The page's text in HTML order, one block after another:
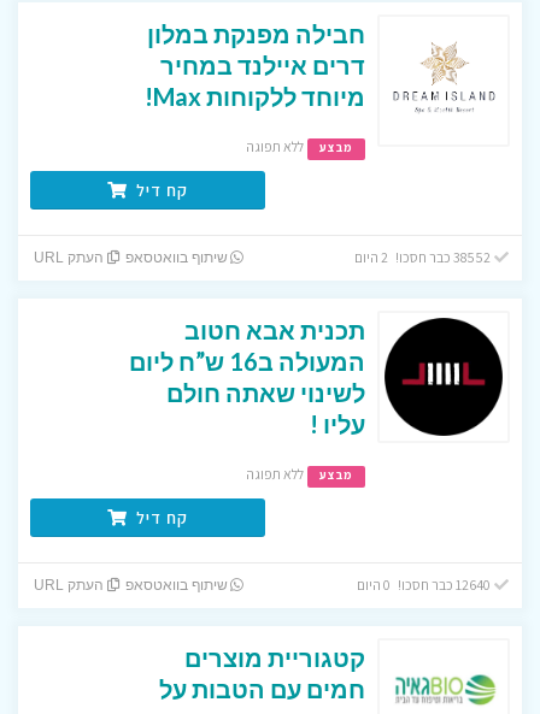
חבילה מפנקת במלון
דרים איילנד במחיר
מיוחד ללקוחות Max!
מבצע ללא תפוגה
קח דיל
38552 כבר חסכו! 2 היום שיתוף בוואטסאפ העתק URL
תכנית אבא חטוב
המעולה ב16 ש”ח ליום
לשינוי שאתה חולם
עליו !
מבצע ללא תפוגה
קח דיל
שיתוף בוואטסאפ העתק URL
קטגוריית מוצרים
חמים עם הטבות על